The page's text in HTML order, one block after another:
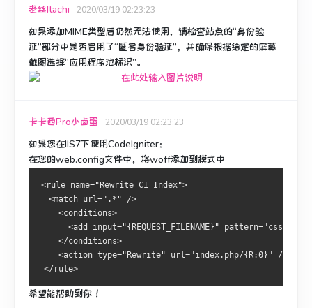
老丝Itachi 2020/03/19 02:23:23
如果添加MIME类型后仍然无法使用，请检查站点的“身份验
证”部分中是否启用了“匿名身份验证”，并确保根据给定的屏幕
截图选择“应用程序池标识”。
卡卡西Pro小卤蛋 2020/03/19 02:23:23
如果您在IIS7下使用CodeIgniter：
在您的web.config文件中，将woff添加到模式中
<rule name="Rewrite CI Index">
  <match url=".*" />
    <conditions>
<add input="{REQUEST_FILENAME}"
    </conditions>
    <action type="Rewrite" url="index.php/{R:0}" />
</rule>
希望能帮助到你 ！